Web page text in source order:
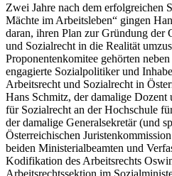
Zwei Jahre nach dem erfolgreichen
Mächte im Arbeitsleben“ gingen
daran, ihren Plan zur Gründung der
und Sozialrecht in die Realität
Proponentenkomitee gehörten neben
engagierte Sozialpolitiker und
Arbeitsrecht und Sozialrecht in
Hans Schmitz, der damalige Dozent
für Sozialrecht an der Hochschule
der damalige Generalsekretär (und
Österreichischen
beiden Ministerialbeamten und
Kodifikation des Arbeitsrechts
Arbeitsrechtssektion im